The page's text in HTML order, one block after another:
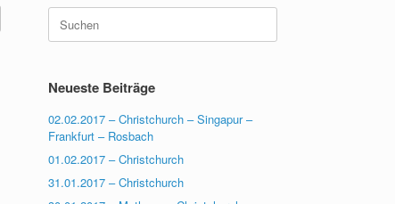
Suchen
nach:
Neueste Beiträge
02.02.2017 – Christchurch – Singapur –
Frankfurt – Rosbach
01.02.2017 – Christchurch
31.01.2017 – Christchurch